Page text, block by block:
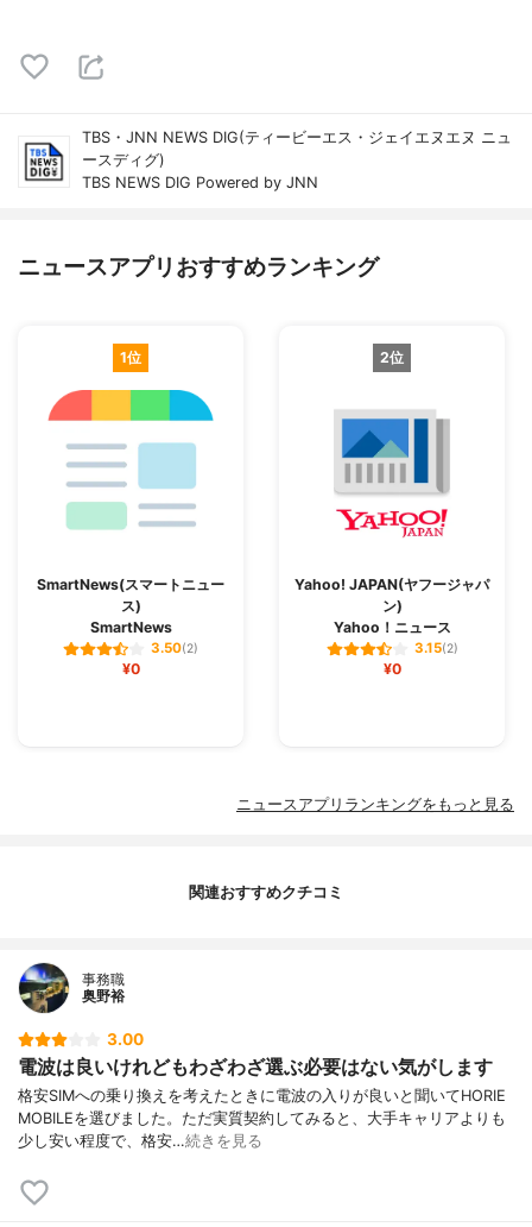
TBS・JNN NEWS DIG(ティービーエス・ジェイエヌエヌ ニュ
ースディグ)
TBS NEWS DIG Powered by JNN
ニュースアプリおすすめランキング
1位
SmartNews(スマートニュー
ス)
SmartNews
3.50(2)
¥0
2位
Yahoo! JAPAN(ヤフージャパ
ン)
Yahoo！ニュース
3.15(2)
¥0
ニュースアプリランキングをもっと見る
関連おすすめクチコミ
事務職
奥野裕
3.00
電波は良いけれどもわざわざ選ぶ必要はない気がします
格安SIMへの乗り換えを考えたときに電波の入りが良いと聞いてHORIE
MOBILEを選びました。ただ実質契約してみると、大手キャリアよりも
少し安い程度で、格安…続きを見る